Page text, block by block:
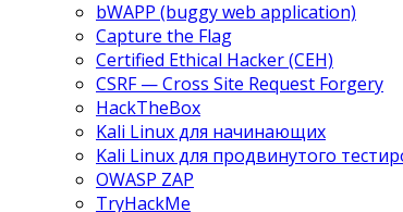
bWAPP (buggy web application)
Capture the Flag
Certified Ethical Hacker (CEH)
CSRF — Cross Site Request Forgery
HackTheBox
Kali Linux для начинающих
Kali Linux для продвинутого
OWASP ZAP
TryHackMe